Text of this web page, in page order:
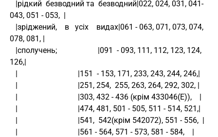
043, 051 - 053,  |
078, 081, |
126,|
   |                               |151  - 153, 171, 233, 243, 244, 246,|
   |                               |251, 254,  255, 263, 264, 292, 302, |
   |                               |303, 432 - 436 (крім 433046(Е)),    |
   |                               |474, 481, 501 - 505, 511 - 514, 521,|
   |                               |541,  542(крім 542072), 551 - 556,  |
   |                               |561 - 564, 571 - 573, 581 - 584,    |